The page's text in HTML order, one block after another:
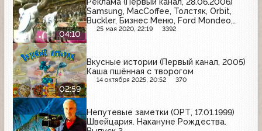
04:10
Samsung, MacCoffee, Толстяк, Orbit,
Buckler, Бизнес Меню, Ford Mondeo,
Старый мельник, Kama Euro, Siemens
25 мая 2020, 22:19 3392
02:59
Вкусные истории (Первый канал, 2005)
Каша пшённая с творогом
14 октября 2025, 20:52 370
Непутевые заметки (ОРТ, 17.01.1999)
Швейцария. Накануне Рождества.